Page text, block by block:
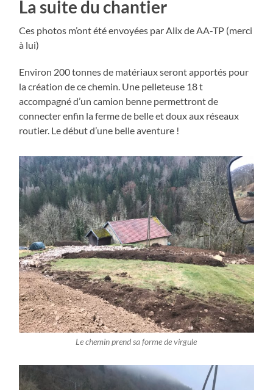
La suite du chantier
Ces photos m’ont été envoyées par Alix de AA-TP (merci
à lui)
Environ 200 tonnes de matériaux seront apportés pour
la création de ce chemin. Une pelleteuse 18 t
accompagné d’un camion benne permettront de
connecter enfin la ferme de belle et doux aux réseaux
routier. Le début d’une belle aventure !
Le chemin prend sa forme de virgule